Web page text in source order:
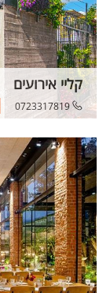
קליי אירועים
0723317819